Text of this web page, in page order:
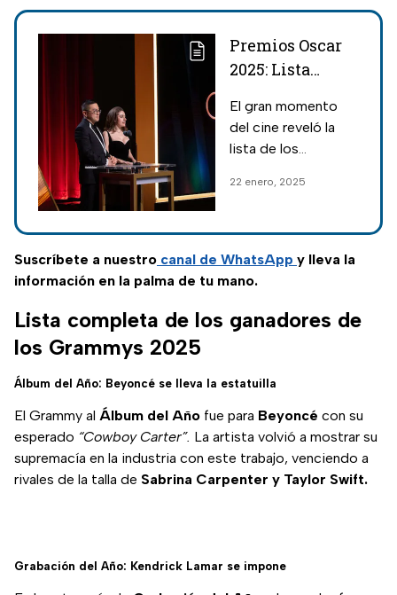
Premios Oscar
2025: Lista
nominados de
películas y
El gran momento
del cine reveló la
lista de los
edición número 97
2025 desde el
Teatro Samuel
Goldwyn en Beverly
22 enero, 2025
Suscríbete a nuestro canal de WhatsApp y lleva la
información en la palma de tu mano.
Lista completa de los ganadores de
los Grammys 2025
Álbum del Año: Beyoncé se lleva la estatuilla
El Grammy al Álbum del Año fue para Beyoncé con su
esperado “Cowboy Carter”. La artista volvió a mostrar su
supremacía en la industria con este trabajo, venciendo a
rivales de la talla de Sabrina Carpenter y Taylor Swift.
Grabación del Año: Kendrick Lamar se impone